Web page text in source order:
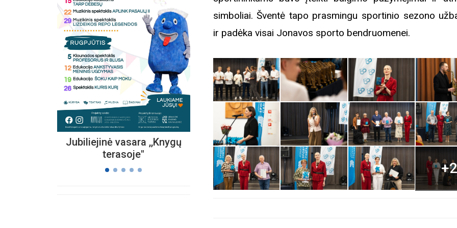
Jubiliejinė vasara ,,Knygų
terasoje"
Kviečiame aplankyti parodą
Viešpatie“. Legendinio
spektaklio kelionė“
simboliai. Šventė tapo prasmingu sportinio sezono
ir padėka visai Jonavos sporto bendruomenei.
+2